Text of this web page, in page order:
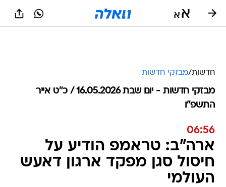
חדשות/מבזקי חדשות
מבזקי חדשות - יום שבת 16.05.2026 / כ״ט אייר
התשפ"ו
06:56
ארה"ב: טראמפ הודיע על
חיסול סגן מפקד ארגון דאעש
העולמי